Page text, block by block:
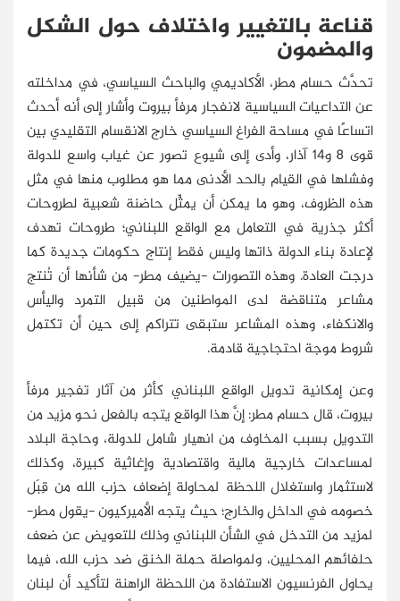
قناعة بالتغيير واختلاف حول الشكل
والمضمون
تحدَّث حسام مطر، الأكاديمي والباحث السياسي، في مداخلته
عن التداعيات السياسية لانفجار مرفأ بيروت وأشار إلى أنه أحدث
اتساعًا في مساحة الفراغ السياسي خارج الانقسام التقليدي بين
قوى 8 و14 آذار، وأدى إلى شيوع تصور عن غياب واسع للدولة
وفشلها في القيام بالحد الأدنى مما هو مطلوب منها في مثل
هذه الظروف، وهو ما يمكن أن يمثِّل حاضنة شعبية لطروحات
أكثر جذرية في التعامل مع الواقع اللبناني؛ طروحات تهدف
لإعادة بناء الدولة ذاتها وليس فقط إنتاج حكومات جديدة كما
درجت العادة. وهذه التصورات -يضيف مطر- من شأنها أن تُنتج
مشاعر متناقضة لدى المواطنين من قبيل التمرد واليأس
والانكفاء، وهذه المشاعر ستبقى تتراكم إلى حين أن تكتمل
شروط موجة احتجاجية قادمة.
وعن إمكانية تدويل الواقع اللبناني كأثر من آثار تفجير مرفأ
بيروت، قال حسام مطر: إنَّ هذا الواقع يتجه بالفعل نحو مزيد من
التدويل بسبب المخاوف من انهيار شامل للدولة، وحاجة البلاد
لمساعدات خارجية مالية واقتصادية وإغاثية كبيرة، وكذلك
لاستثمار واستغلال اللحظة لمحاولة إضعاف حزب الله من قِبَل
خصومه في الداخل والخارج؛ حيث يتجه الأميركيون -يقول مطر-
لمزيد من التدخل في الشأن اللبناني وذلك للتعويض عن ضعف
حلفائهم المحليين، ولمواصلة حملة الخنق ضد حزب الله، فيما
يحاول الفرنسيون الاستفادة من اللحظة الراهنة لتأكيد أن لبنان